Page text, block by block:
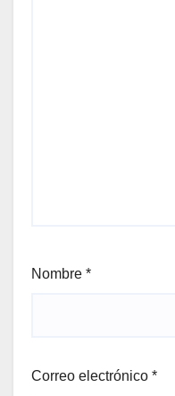
Nombre *
Correo electrónico *